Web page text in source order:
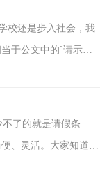
校还是步入社会，我
于公文中的`请示，
是正确...
了的就是请假条
、灵活。大家知道怎
理的教师...